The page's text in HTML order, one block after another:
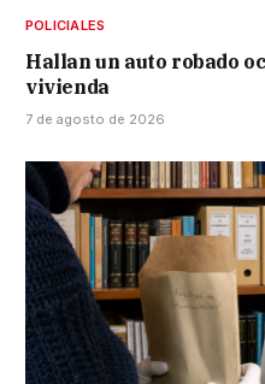
POLICIALES
Hallan un auto robado
vivienda
7 de agosto de 2026